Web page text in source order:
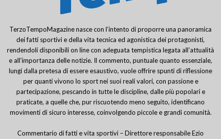
TerzoTempoMagazine nasce con l’intento di proporre una panoramica
dei fatti sportivi e della vita tecnica ed agonistica dei protagonisti,
rendendoli disponibili on line con adeguata tempistica legata all’attualità
e all’importanza delle notizie. Il commento, puntuale quanto essenziale,
lungi dalla pretesa di essere esaustivo, vuole offrire spunti di riflessione
per quanti vivono lo sport nei suoi reali valori, con passione e
partecipazione, pescando in tutte le discipline, dalle più popolari e
praticate, a quelle che, pur riscuotendo meno seguito, identificano
movimenti di sicuro interesse, coinvolgendo piccole e grandi comunità.
Commentario di fatti e vita sportivi – Direttore responsabile Ezio